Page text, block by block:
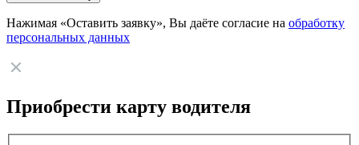
Нажимая «Оставить заявку», Вы даёте согласие на обработку
персональных данных
Приобрести карту водителя